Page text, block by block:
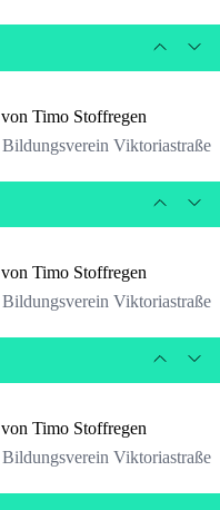
Timo Stoffregen
Bildungsverein Viktoriastraße
Timo Stoffregen
Bildungsverein Viktoriastraße
Timo Stoffregen
Bildungsverein Viktoriastraße